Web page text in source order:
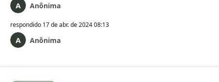
Anônima
respondido 17 de abr. de 2024 08:13
Anônima